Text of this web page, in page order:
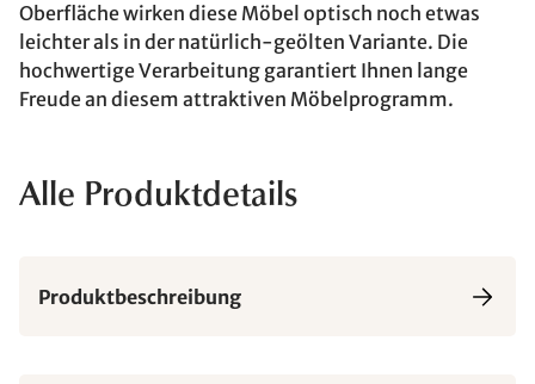
Oberfläche wirken diese Möbel optisch noch etwas
leichter als in der natürlich-geölten Variante. Die
hochwertige Verarbeitung garantiert Ihnen lange
Freude an diesem attraktiven Möbelprogramm.
Alle Produktdetails
Produktbeschreibung